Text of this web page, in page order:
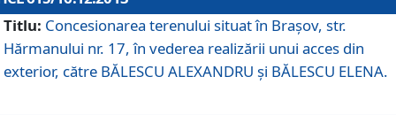
Titlu: Concesionarea terenului situat în Braşov, str.
Hărmanului nr. 17, în vederea realizării unui acces din
exterior, către BĂLESCU ALEXANDRU şi BĂLESCU ELENA.